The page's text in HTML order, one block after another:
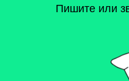
Пишите или